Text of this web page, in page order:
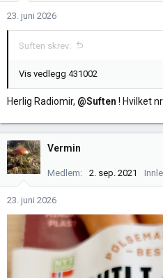
r
23. juni 2026
Suften skrev:
Vis vedlegg 431002
Herlig Radiomir, @Suften ! Hvilket
Vermin
Medlem 2. sep. 2021
23. juni 2026